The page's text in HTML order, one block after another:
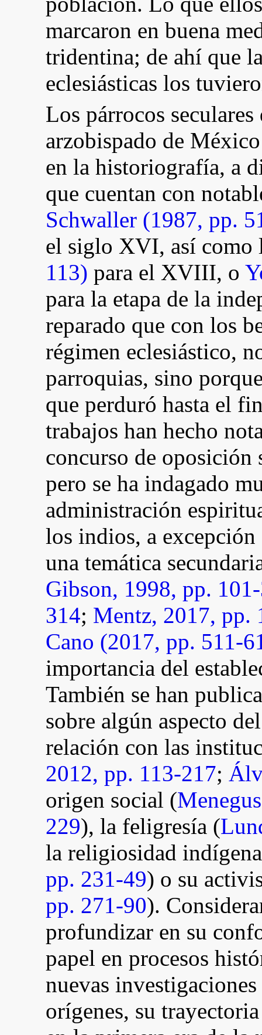
marcaron en buena
tridentina; de ahí que
eclesiásticas los
Los párrocos
arzobispado de
en la historiografía, a
que cuentan con
Schwaller (1987, pp.
el siglo XVI, así como
113) para el XVIII, o
para la etapa de la
reparado que con los
régimen eclesiástico,
parroquias, sino
que perduró hasta el
trabajos han hecho
concurso de oposición
pero se ha indagado
administración
los indios, a excepción
una temática
Gibson, 1998, pp.
314; Mentz, 2017, pp.
Cano (2017, pp. 511-
importancia del
También se han
sobre algún aspecto
relación con las
2012, pp. 113-217;
origen social (
229), la feligresía (
la religiosidad
pp. 231-49) o su
pp. 271-90).
profundizar en su
papel en procesos
nuevas
orígenes, su